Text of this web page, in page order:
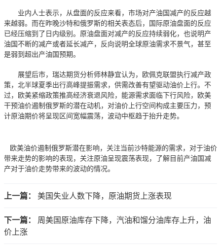
业内人士表示，从盘面的反应来看，市场对产油国减产的反应越
来越弱。而在昨晚沙特和俄罗斯的相关表态后，国际原油盘面的反应
已经压缩到了日内级别。原油盘面对减产的反应持续弱化，也说明产
油国不断的减产或者延长减产，反向说明全球原油需求不景气，甚至
是弱到超出产油国预期。
展望后市，瑞达期货分析师林静宜认为，欧佩克联盟执行减产政
策，北半球夏季出行高峰提振需求，供需改善有望驱动油价上行。不
过，欧美紧缩政策推高经济衰退风险，能源需求面临下行风险，欧美
干预油价遏制俄罗斯的潜在动机，对油价上行空间构成主要压力，预
计原油期价将呈现区间宽幅震荡，波动中枢趋于抬升走势。
欧美油价遏制俄罗斯潜在影响，关注当前沙特能源的需求，对于油价
带来走势的影响的表现，关注原油呈现震荡表现，了解目前产油国减
产对于油价走势带来的波动的情况。
上一篇： 美国失业人数下降，原油期货上涨表现
下一篇：
周美国原油库存下降，汽油和馏分油库存上升，油
价上涨